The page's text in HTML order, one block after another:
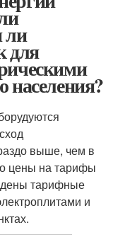
ли
для
населения?
выше, чем в
цены на тарифы
тарифные
и